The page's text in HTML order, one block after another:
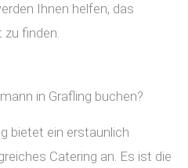
Ihnen helfen, das
finden.
in Grafling buchen?
bietet ein erstaunlich
Catering an. Es ist die